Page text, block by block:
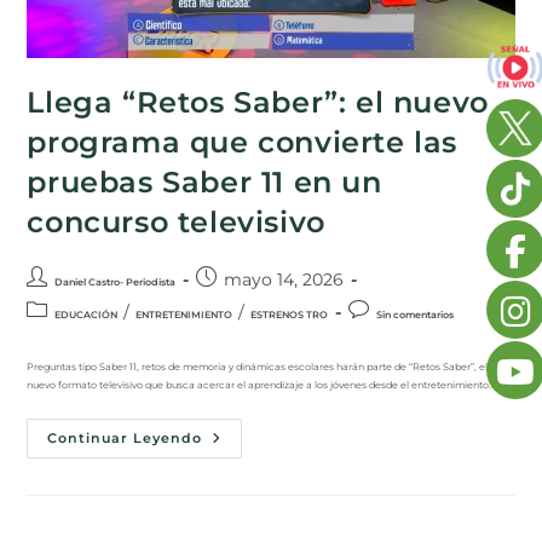
Llega “Retos Saber”: el nuevo
programa que convierte las
pruebas Saber 11 en un
concurso televisivo
Daniel Castro- Periodista mayo 14, 2026
EDUCACIÓN / ENTRETENIMIENTO / ESTRENOS TRO Sin comentarios
Preguntas tipo Saber 11, retos de memoria y dinámicas escolares harán parte de “Retos Saber”, el
nuevo formato televisivo que busca acercar el aprendizaje a los jóvenes desde el entretenimiento.…
Continuar Leyendo